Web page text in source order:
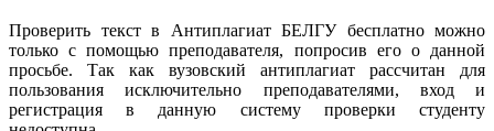
Проверить текст в Антиплагиат БЕЛГУ бесплатно можно
только с помощью преподавателя, попросив его о данной
просьбе. Так как вузовский антиплагиат рассчитан для
пользования исключительно преподавателями, вход и
регистрация в данную систему проверки студенту